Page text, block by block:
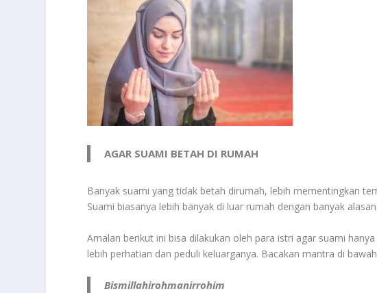
AGAR SUAMI BETAH DI RUMAH
Banyak suami yang tidak betah dirumah, lebih mementingkan
Suami biasanya lebih banyak di luar rumah dengan banyak
Amalan berikut ini bisa dilakukan oleh para istri agar suami
lebih perhatian dan peduli keluarganya. Bacakan mantra di
Bismillahirohmanirrohim